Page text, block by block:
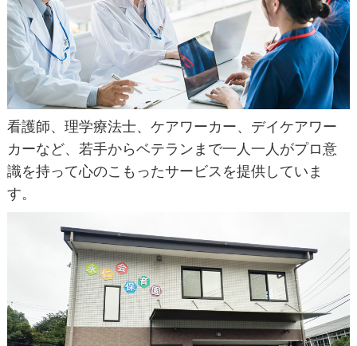
看護師、理学療法士、ケアワーカー、デイケアワー
カーなど、若手からベテランまで一人一人がプロ意
識を持って心のこもったサービスを提供していま
す。